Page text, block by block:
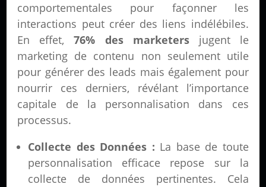
comportementales pour façonner les
interactions peut créer des liens indélébiles.
En effet,76% des marketersjugent le
marketing de contenu non seulement utile
pour générer des leads mais également pour
nourrir ces derniers, révélant l’importance
capitale de la personnalisation dans ces
processus.
Collecte des Données : La base de toute
personnalisation efficace repose sur la
collecte de données pertinentes. Cela